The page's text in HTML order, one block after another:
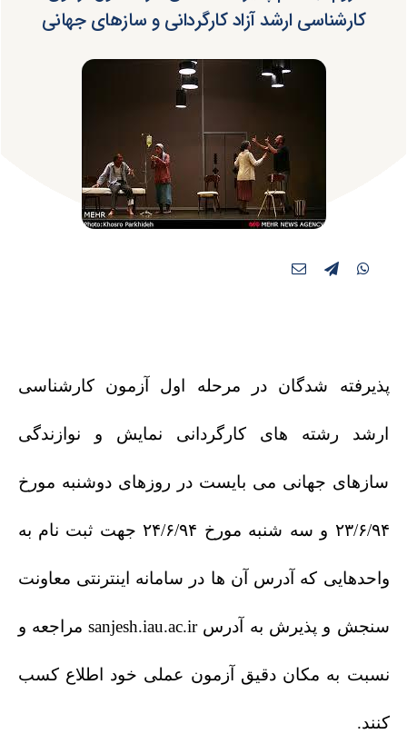
کارشناسی ارشد آزاد کارگردانی و سازهای جهانی
پذیرفته شدگان در مرحله اول آزمون کارشناسی
ارشد رشته های کارگردانی نمایش و نوازندگی
سازهای جهانی می بایست در روزهای دوشنبه مورخ
۲۳/۶/۹۴ و سه شنبه مورخ ۲۴/۶/۹۴ جهت ثبت نام به
واحدهایی که آدرس آن ها در سامانه اینترنتی معاونت
سنجش و پذیرش به آدرس sanjesh.iau.ac.ir مراجعه و
نسبت به مکان دقیق آزمون عملی خود اطلاع کسب
کنند.